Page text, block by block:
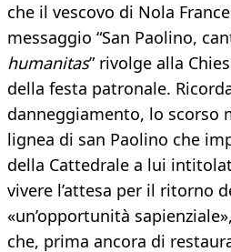
che il vescovo di Nola
messaggio “San Paolino,
humanitas” rivolge alla
della festa patronale.
danneggiamento, lo scorso
lignea di san Paolino che
della Cattedrale a lui
vivere l’attesa per il ritorno
«un’opportunità
che, prima ancora di